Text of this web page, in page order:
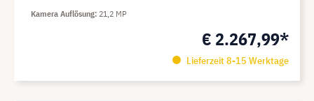
€ 2.267,99*
Lieferzeit 8-15 Werktage
Kamera Auflösung 21,2 MP